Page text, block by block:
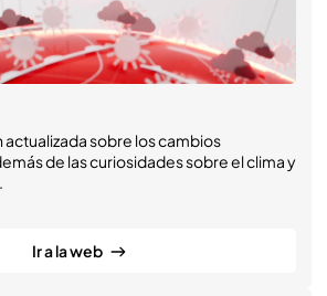
actualizada sobre los cambios
de las curiosidades sobre el clima y
Ir a la web